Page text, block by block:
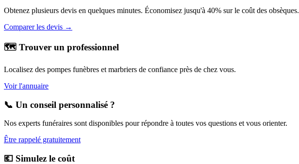
Obtenez plusieurs devis en quelques minutes. Économisez jusqu'à 40% sur le coût des obsèques.
Comparer les devis →
🗺️ Trouver un professionnel
Localisez des pompes funèbres et marbriers de confiance près de chez vous.
Voir l'annuaire
📞 Un conseil personnalisé ?
Nos experts funéraires sont disponibles pour répondre à toutes vos questions et vous orienter.
Être rappelé gratuitement
💶 Simulez le coût